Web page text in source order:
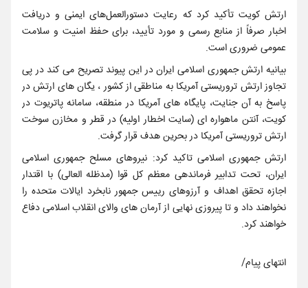
ارتش کویت تأکید کرد که رعایت دستورالعمل‌های ایمنی و دریافت
اخبار صرفاً از منابع رسمی و مورد تأیید، برای حفظ امنیت و سلامت
عمومی ضروری است.
بیانیه ارتش جمهوری اسلامی ایران در این پیوند تصریح می کند در پی
تجاوز ارتش تروریستی آمریکا به مناطقی از کشور ، یگان های ارتش در
پاسخ به آن جنایت، پایگاه های آمریکا در منطقه، سامانه پاتریوت در
کویت، آنتن ماهواره ای (سایت اخطار اولیه) در قطر و مخازن سوخت
ارتش تروریستی آمریکا در بحرین هدف قرار گرفت.
ارتش جمهوری اسلامی تاکید کرد: نیروهای مسلح جمهوری اسلامی
ایران، تحت تدابیر فرماندهی معظم کل قوا (مدظله العالی) با اقتدار
اجازه تحقق اهداف و آرزوهای رییس جمهور نابخرد ایالات متحده را
نخواهند داد و تا پیروزی نهایی از آرمان های والای انقلاب اسلامی دفاع
خواهند کرد.
انتهای پیام/